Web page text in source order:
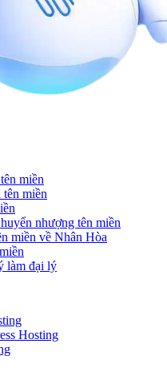
miền
tên miền
nhượng tên miền
miền về Nhân Hòa
làm đại lý
Hosting